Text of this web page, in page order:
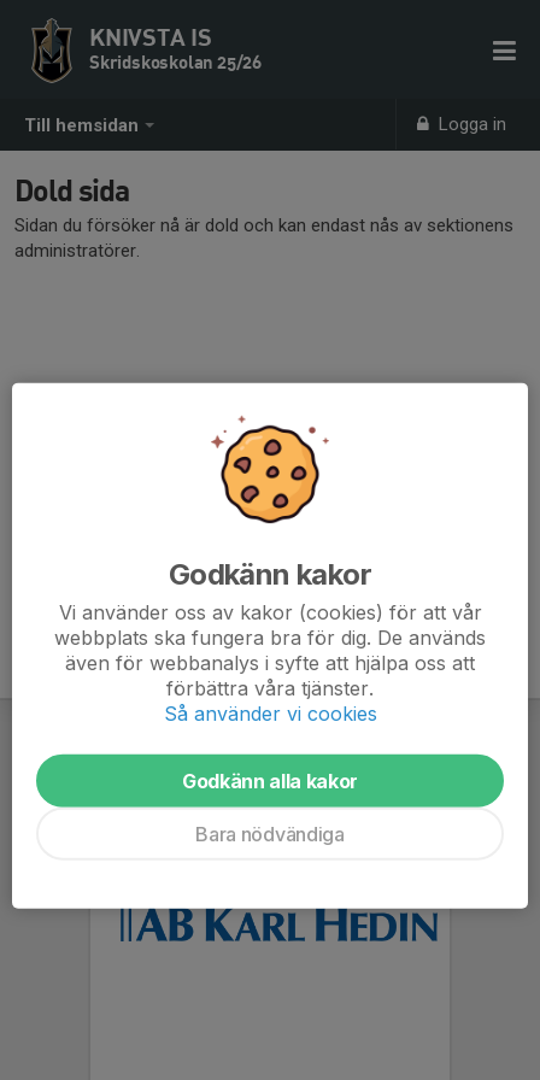
Till hemsidan Logga in
KNIVSTA IS
Skridskoskolan 25/26
Dold sida
Sidan du försöker nå är dold och kan endast nås av sektionens
administratörer.
Godkänn kakor
Vi använder oss av kakor (cookies) för att vår
webbplats ska fungera bra för dig. De används
även för webbanalys i syfte att hjälpa oss att
förbättra våra tjänster.
Så använder vi cookies
Godkänn alla kakor
Bara nödvändiga